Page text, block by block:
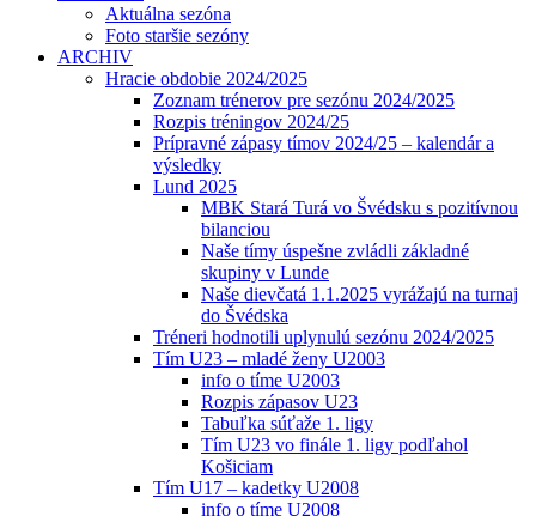
Aktuálna sezóna
Foto staršie sezóny
ARCHIV
Hracie obdobie 2024/2025
Zoznam trénerov pre sezónu 2024/2025
Rozpis tréningov 2024/25
Prípravné zápasy tímov 2024/25 – kalendár a
výsledky
Lund 2025
MBK Stará Turá vo Švédsku s pozitívnou
bilanciou
Naše tímy úspešne zvládli základné
skupiny v Lunde
Naše dievčatá 1.1.2025 vyrážajú na turnaj
do Švédska
Tréneri hodnotili uplynulú sezónu 2024/2025
Tím U23 – mladé ženy U2003
info o tíme U2003
Rozpis zápasov U23
Tabuľka súťaže 1. ligy
Tím U23 vo finále 1. ligy podľahol
Košiciam
Tím U17 – kadetky U2008
info o tíme U2008